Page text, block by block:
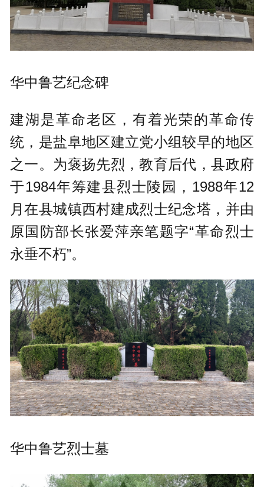
华中鲁艺纪念碑
建湖是革命老区，有着光荣的革命传
统，是盐阜地区建立党小组较早的地区
之一。为褒扬先烈，教育后代，县政府
于1984年筹建县烈士陵园，1988年12
月在县城镇西村建成烈士纪念塔，并由
原国防部长张爱萍亲笔题字“革命烈士
永垂不朽”。
华中鲁艺烈士墓